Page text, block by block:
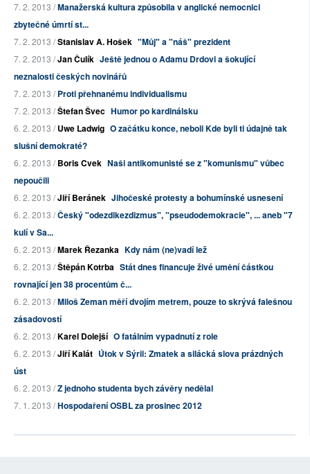
7. 2. 2013 /Manažerská kultura způsobila v anglické nemocnici
zbytečné úmrtí st...
7. 2. 2013 /Stanislav A. Hošek "Můj" a "náš" prezident
7. 2. 2013 /Jan Čulík Ještě jednou o Adamu Drdovi a šokující
neznalosti českých novinářů
7. 2. 2013 /Proti přehnanému individualismu
7. 2. 2013 /Štefan Švec Humor po kardinálsku
6. 2. 2013 /Uwe Ladwig O začátku konce, neboli Kde byli ti údajně tak
slušní demokraté?
6. 2. 2013 /Boris Cvek Naši antikomunisté se z "komunismu" vůbec
nepoučili
6. 2. 2013 /Jiří Beránek Jihočeské protesty a bohumínské usnesení
6. 2. 2013 /Český "odezdikezdizmus", "pseudodemokracie", ... aneb "7
kulí v Sa...
6. 2. 2013 /Marek Řezanka Kdy nám (ne)vadí lež
6. 2. 2013 /Štěpán Kotrba Stát dnes financuje živé umění částkou
rovnající jen 38 procentům č...
6. 2. 2013 /Miloš Zeman měří dvojím metrem, pouze to skrývá falešnou
zásadovostí
6. 2. 2013 /Karel Dolejší O fatálním vypadnutí z role
6. 2. 2013 /Jiří Kalát Útok v Sýrii: Zmatek a silácká slova prázdných
úst
6. 2. 2013 /Z jednoho studenta bych závěry nedělal
7. 1. 2013 /Hospodaření OSBL za prosinec 2012